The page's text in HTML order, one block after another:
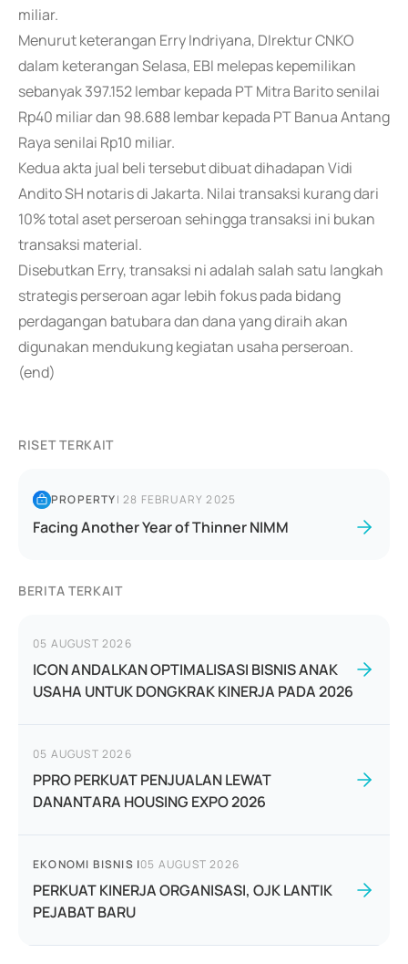
miliar.
Menurut keterangan Erry Indriyana, DIrektur CNKO
dalam keterangan Selasa, EBI melepas kepemilikan
sebanyak 397.152 lembar kepada PT Mitra Barito senilai
Rp40 miliar dan 98.688 lembar kepada PT Banua Antang
Raya senilai Rp10 miliar.
Kedua akta jual beli tersebut dibuat dihadapan Vidi
Andito SH notaris di Jakarta. Nilai transaksi kurang dari
10% total aset perseroan sehingga transaksi ini bukan
transaksi material.
Disebutkan Erry, transaksi ni adalah salah satu langkah
strategis perseroan agar lebih fokus pada bidang
perdagangan batubara dan dana yang diraih akan
digunakan mendukung kegiatan usaha perseroan.
(end)
RISET TERKAIT
PROPERTY|28 FEBRUARY 2025
Facing Another Year of Thinner NIMM
BERITA TERKAIT
05 AUGUST 2026
ICON ANDALKAN OPTIMALISASI BISNIS ANAK
USAHA UNTUK DONGKRAK KINERJA PADA 2026
05 AUGUST 2026
PPRO PERKUAT PENJUALAN LEWAT
DANANTARA HOUSING EXPO 2026
EKONOMI BISNIS |05 AUGUST 2026
PERKUAT KINERJA ORGANISASI, OJK LANTIK
PEJABAT BARU